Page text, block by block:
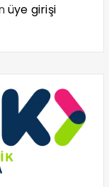
üye girişi